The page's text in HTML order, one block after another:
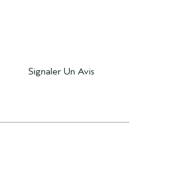
Signaler Un Avis